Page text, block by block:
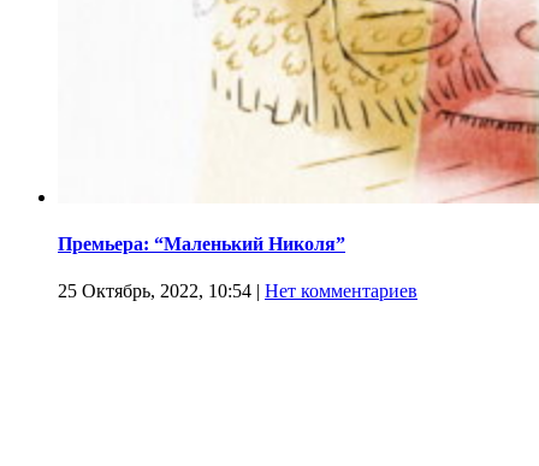
Премьера: “Маленький Николя”
25 Октябрь, 2022, 10:54 | Нет комментариев